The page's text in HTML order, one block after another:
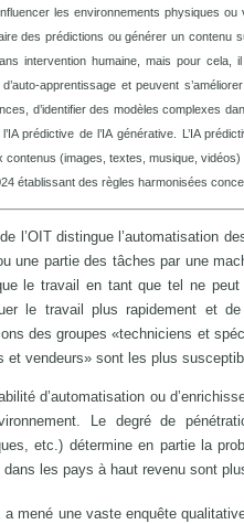
les environnements physiques ou
des prédictions ou générer un contenu
intervention humaine, mais pour cela,
apprentissage et peuvent
d’identifier des modèles complexes
prédictive de l’IA générative. L’IA
contenus (images, textes, musique,
établissant des règles harmonisées
de l’OIT distingue l’automatisation
une partie des tâches par une
le travail en tant que tel ne
le travail plus rapidement et
des groupes «techniciens et
et vendeurs» sont les plus
d’automatisation ou
Le degré de
etc.) détermine en partie la
les pays à haut revenu sont
a mené une vaste enquête